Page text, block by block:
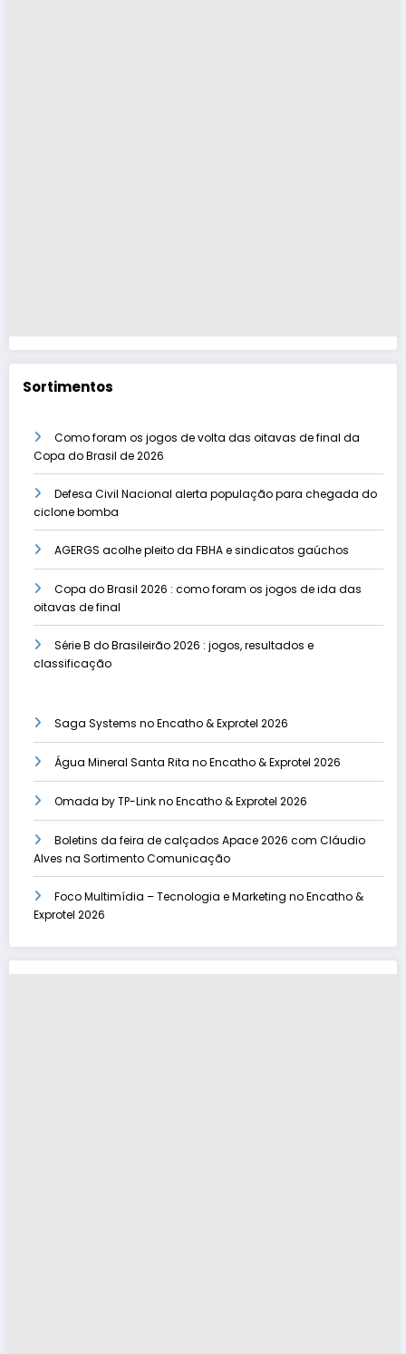
Sortimentos
Como foram os jogos de volta das oitavas de final da
Copa do Brasil de 2026
Defesa Civil Nacional alerta população para chegada do
ciclone bomba
AGERGS acolhe pleito da FBHA e sindicatos gaúchos
Copa do Brasil 2026 : como foram os jogos de ida das
oitavas de final
Série B do Brasileirão 2026 : jogos, resultados e
classificação
Saga Systems no Encatho & Exprotel 2026
Água Mineral Santa Rita no Encatho & Exprotel 2026
Omada by TP-Link no Encatho & Exprotel 2026
Boletins da feira de calçados Apace 2026 com Cláudio
Alves na Sortimento Comunicação
Foco Multimídia – Tecnologia e Marketing no Encatho &
Exprotel 2026